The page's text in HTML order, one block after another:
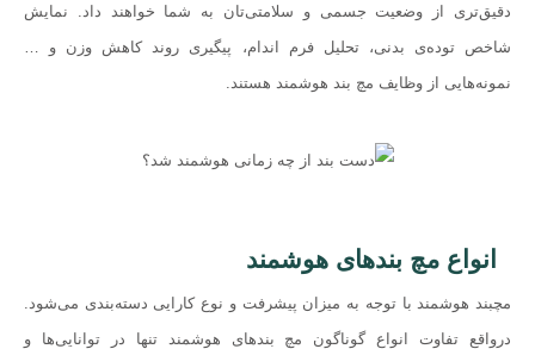
دقیق‌تری از وضعیت جسمی و سلامتی‌‌تان به شما خواهند داد. نمایش
شاخص توده‌ی بدنی، تحلیل فرم اندام، پیگیری روند کاهش وزن و …
نمونه‌هایی از وظایف مچ بند هوشمند هستند.
انواع مچ بندهای هوشمند
مچبند هوشمند با توجه به میزان پیشرفت و نوع کارایی دسته‌بندی می‌شود.
درواقع تفاوت انواع گوناگون مچ بندهای هوشمند تنها در توانایی‌ها و